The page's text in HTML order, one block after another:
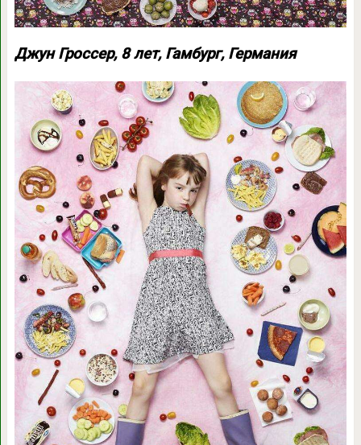
Джун Гроссер, 8 лет, Гамбург, Германия